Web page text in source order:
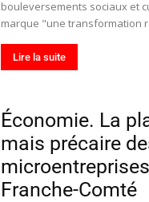
bouleversements sociaux et
marque "une transformation
Lire la suite
Économie. La
mais précaire
Franche-Comté